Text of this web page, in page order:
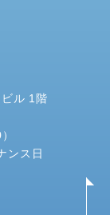
ル 1階
ンス日